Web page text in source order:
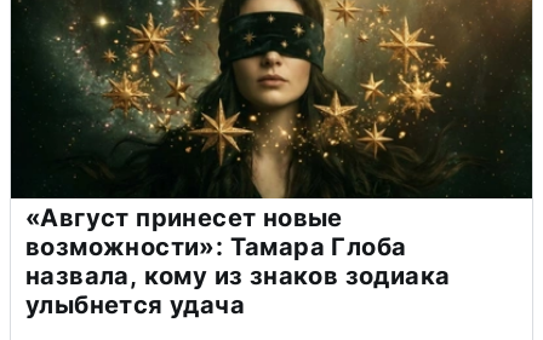
«Август принесет новые
возможности»: Тамара Глоба
назвала, кому из знаков зодиака
улыбнется удача